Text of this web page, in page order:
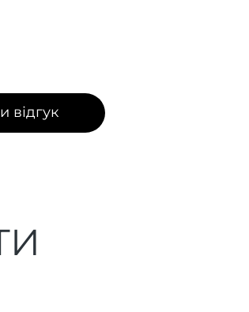
відгук